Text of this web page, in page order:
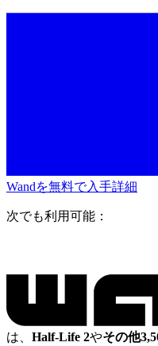
Wandを無料で入手詳細
次でも利用可能：
は、 Half-Life 2やその他